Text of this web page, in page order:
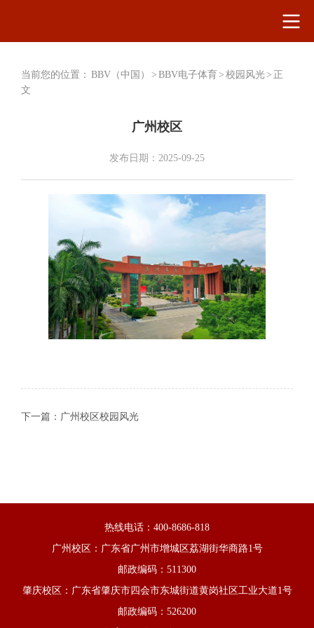
当前您的位置： BBV（中国） > BBV电子体育 > 校园风光> 正
文
广州校区
发布日期：2025-09-25
下一篇： 广州校区校园风光
热线电话：400-8686-818
广州校区：广东省广州市增城区荔湖街华商路1号
邮政编码：511300
肇庆校区：广东省肇庆市四会市东城街道黄岗社区工业大道1号
邮政编码：526200